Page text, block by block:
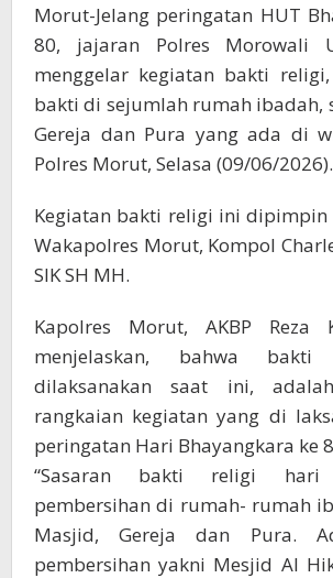
Morut-Jelang peringatan HUT
80, jajaran Polres Morowali
menggelar kegiatan bakti
bakti di sejumlah rumah ibadah,
Gereja dan Pura yang ada di
Polres Morut, Selasa (09/06/2026).
Kegiatan bakti religi ini dipimpin
Wakapolres Morut, Kompol
SIK SH MH.
Kapolres Morut, AKBP Reza
menjelaskan, bahwa
dilaksanakan saat ini,
rangkaian kegiatan yang di
peringatan Hari Bhayangkara ke
“Sasaran bakti religi
pembersihan di rumah- rumah
Masjid, Gereja dan Pura.
pembersihan yakni Mesjid Al